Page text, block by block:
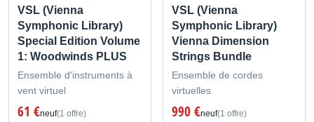
VSL (Vienna
Symphonic Library)
Special Edition Volume
1: Woodwinds PLUS
Ensemble d'instruments à
vent virtuel
61 €neuf(1 offre)
VSL (Vienna
Symphonic Library)
Vienna Dimension
Strings Bundle
Ensemble de cordes
virtuelles
990 €neuf(1 offre)